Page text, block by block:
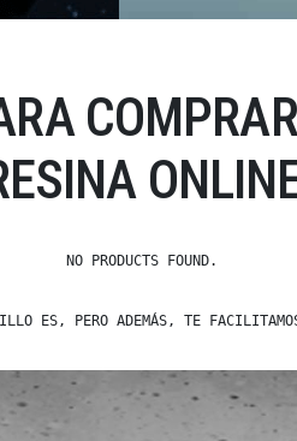
NO PRODUCTS FOUND.
ES, PERO ADEMÁS, TE